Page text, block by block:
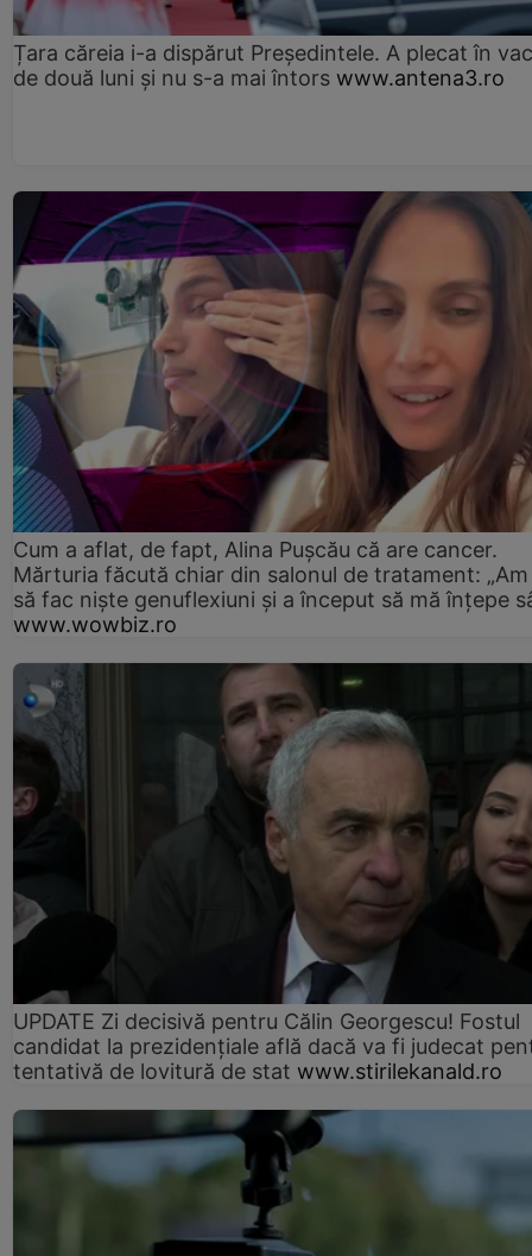
Țara căreia i-a dispărut Președintele. A plecat în
de două luni și nu s-a mai întors www.antena3.ro
Cum a aflat, de fapt, Alina Pușcău că are cancer.
Mărturia făcută chiar din salonul de tratament:
să fac niște genuflexiuni și a început să mă înțepe
www.wowbiz.ro
UPDATE Zi decisivă pentru Călin Georgescu! Fostul
candidat la prezidențiale află dacă va fi judecat
tentativă de lovitură de stat www.stirilekanald.ro